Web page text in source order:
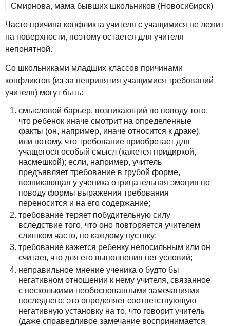
Смирнова, мама бывших школьников (Новосибирск)
Часто причина конфликта учителя с учащимися не лежит
на поверхности, поэтому остается для учителя
непонятной.
Со школьниками младших классов причинами
конфликтов (из-за непринятия учащимися требований
учителя) могут быть:
смысловой барьер, возникающий по поводу того,
что ребенок иначе смотрит на определенные
факты (он, например, иначе относится к драке),
или потому, что требование приобретает для
учащегося особый смысл (кажется придиркой,
насмешкой); если, например, учитель
предъявляет требование в грубой форме,
возникающая у ученика отрицательная эмоция по
поводу формы выражения требования
переносится и на его содержание;
требование теряет побудительную силу
вследствие того, что оно повторяется учителем
слишком часто, по каждому пустяку;
требование кажется ребенку непосильным или он
считает, что для его выполнения нет условий;
неправильное мнение ученика о будто бы
негативном отношении к нему учителя, связанное
с несколькими необоснованными замечаниями
последнего; это определяет соответствующую
негативную установку на то, что говорит учитель
(даже справедливое замечание воспринимается